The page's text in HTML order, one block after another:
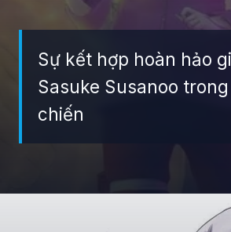
Sự kết hợp hoàn hảo
Sasuke Susanoo
chiến
https://